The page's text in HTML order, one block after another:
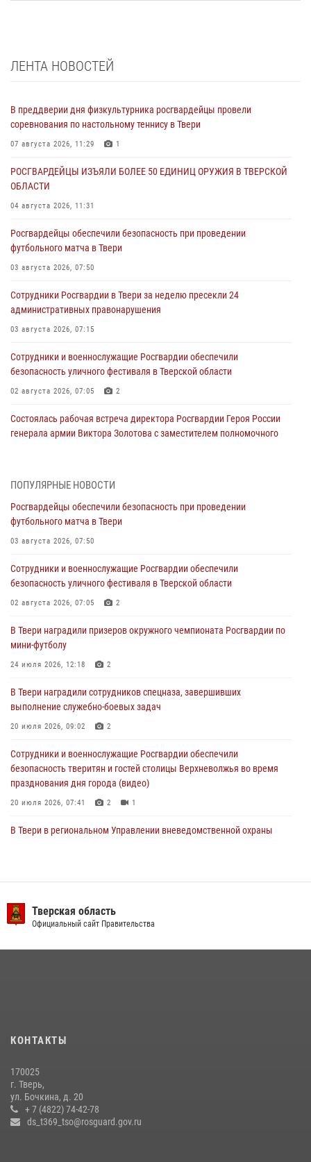
ЛЕНТА НОВОСТЕЙ
В преддверии дня физкультурника росгвардейцы провели
соревнования по настольному теннису в Твери
07 августа 2026, 11:29 1
РОСГВАРДЕЙЦЫ ИЗЪЯЛИ БОЛЕЕ 50 ЕДИНИЦ ОРУЖИЯ В ТВЕРСКОЙ
ОБЛАСТИ
04 августа 2026, 11:31
Росгвардейцы обеспечили безопасность при проведении
футбольного матча в Твери
03 августа 2026, 07:50
Сотрудники Росгвардии в Твери за неделю пресекли 24
административных правонарушения
03 августа 2026, 07:15
Сотрудники и военнослужащие Росгвардии обеспечили
безопасность уличного фестиваля в Тверской области
02 августа 2026, 07:05 2
Состоялась рабочая встреча директора Росгвардии Героя России
генерала армии Виктора Золотова с заместителем полномочного
31 июля 2026, 05:42 4
Росгвардейцы в Твери приняли участие в молебне, посвященном
Дню Крещения Руси
28 июля 2026, 11:30
Сотрудники вневедомственной охраны совершили 250 выездов и
пресекли 20 правонарушений за неделю в Тверской области
27 июля 2026, 08:29
В Твери наградили призеров окружного чемпионата Росгвардии по
мини-футболу
24 июля 2026, 12:18 2
Росгвардейцы оказали помощь водителю на дороге в городе Кашин
22 июля 2026, 08:35
ПОПУЛЯРНЫЕ НОВОСТИ
Росгвардейцы обеспечили безопасность при проведении
футбольного матча в Твери
03 августа 2026, 07:50
Сотрудники и военнослужащие Росгвардии обеспечили
безопасность уличного фестиваля в Тверской области
02 августа 2026, 07:05 2
В Твери наградили призеров окружного чемпионата Росгвардии по
мини-футболу
24 июля 2026, 12:18 2
В Твери наградили сотрудников спецназа, завершивших
выполнение служебно-боевых задач
20 июля 2026, 09:02 2
Сотрудники и военнослужащие Росгвардии обеспечили
безопасность тверитян и гостей столицы Верхневолжья во время
празднования дня города (видео)
20 июля 2026, 07:41 2 1
В Твери в региональном Управлении вневедомственной охраны
10 июля 2026, 08:44 1
(видео)
Росгвардейцы оказали помощь водителю на дороге в городе Кашин
22 июля 2026, 08:35
Тверская область
Официальный сайт Правительства
КОНТАКТЫ
170025
г. Тверь,
ул. Бочкина, д. 20
+ 7 (4822) 74-42-78
ds_t369_tso@rosguard.gov.ru